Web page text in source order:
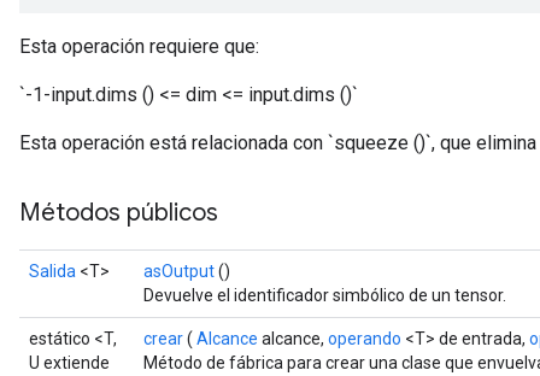
Esta operación requiere que:
`-1-input.dims () <= dim <= input.dims ()`
Esta operación está relacionada con `squeeze ()`, que
Métodos públicos
Salida <T> asOutput()
Devuelve el identificador simbólico de un tensor.
estático <T,
U extiende
crear( Alcance alcance, operando <T> de entrada,
Método de fábrica para crear una clase que